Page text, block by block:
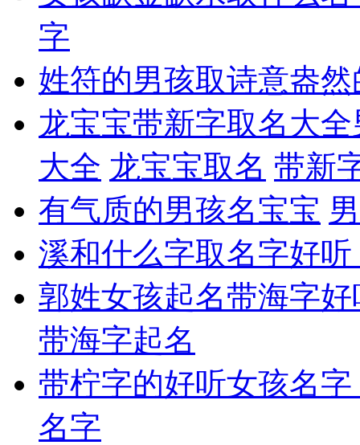
字
姓符的男孩取诗意盎
龙宝宝带新字取名大
大全 龙宝宝取名 带新
有气质的男孩名宝宝
溪和什么字取名字好
郭姓女孩起名带海字
带海字起名
带柠字的好听女孩名
名字